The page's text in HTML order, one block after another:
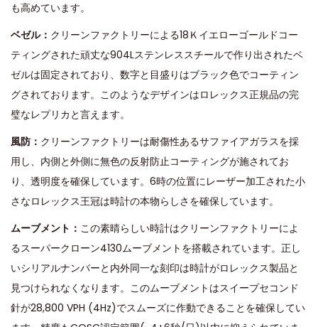
も高めています。
ベゼル： クリーンファクトリーによる18Ｋイエローゴールドコー
ティングされた頑丈な904Lステンレススチールで作り出されたベ
ゼルは固定されており、数字と目盛りはブラック色でコーティン
グされております。このようなデザインはロレックス正規品の完
璧なレプリカと言えます。
風防： クリーンファクトリーは耐傷性あるサファイアガラスを採
用し、内側と外側に無色の反射防止コーティングが施されてお
り、透明度を確保しています。6時の位置にレーザー加工された小
さなロレックス王冠は時計の本物らしさを確保しています。
ムーブメント： この素晴らしい時計はクリーンファクトリーによ
るスーパークローン4130ムーブメントを搭載されています。正し
いシリアルナンバーと内外同一な刻印は時計がロレックス製品と
見つけられなくなります。このムーブメントはスイープセコンド
針が28,800 VPH (4Hz)でスムーズに作動できることを確保してい